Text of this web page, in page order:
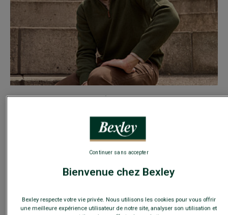
PULL HOMME LAINE COL ZIPPÉ VERT - KENNETH - Double fil - Coupe
Guide des tailles
Bienvenue chez Bexley
Bexley respecte votre vie privée. Nous utilisons les cookies pour vous offrir
une meilleure expérience utilisateur de notre site, analyser son utilisation et
Continuer sans accepter